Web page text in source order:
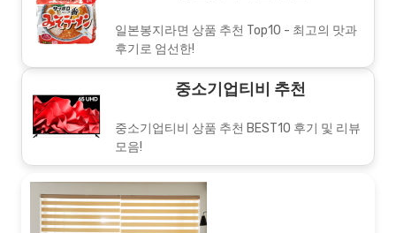
일본봉지라면 상품 추천 Top10 - 최고의 맛과
후기로 엄선한!
중소기업티비 추천
중소기업티비 상품 추천 BEST10 후기 및 리뷰
모음!